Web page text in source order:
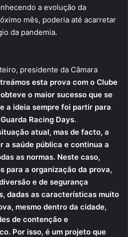
a evolução da
mês, poderia até acarretar
da pandemia.
presidente da Câmara
esta prova com o Clube
o maior sucesso que se
a ideia sempre foi partir para
Racing Days.
atual, mas de facto, a
a saúde pública e continua a
as normas. Neste caso,
para a organização da prova,
e de segurança
dadas as características muito
mesmo dentro da cidade,
de contenção e
Por isso, é um projeto que